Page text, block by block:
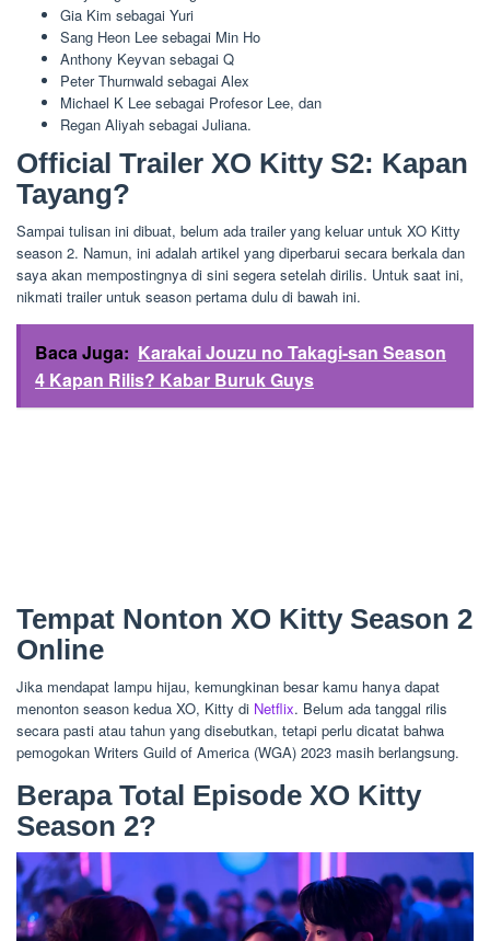
Gia Kim sebagai Yuri
Sang Heon Lee sebagai Min Ho
Anthony Keyvan sebagai Q
Peter Thurnwald sebagai Alex
Michael K Lee sebagai Profesor Lee, dan
Regan Aliyah sebagai Juliana.
Official Trailer XO Kitty S2: Kapan
Tayang?
Sampai tulisan ini dibuat, belum ada trailer yang keluar untuk XO Kitty
season 2. Namun, ini adalah artikel yang diperbarui secara berkala dan
saya akan mempostingnya di sini segera setelah dirilis. Untuk saat ini,
nikmati trailer untuk season pertama dulu di bawah ini.
Baca Juga: Karakai Jouzu no Takagi-san Season
4 Kapan Rilis? Kabar Buruk Guys
Tempat Nonton XO Kitty Season 2
Online
Jika mendapat lampu hijau, kemungkinan besar kamu hanya dapat
menonton season kedua XO, Kitty di Netflix. Belum ada tanggal rilis
secara pasti atau tahun yang disebutkan, tetapi perlu dicatat bahwa
pemogokan Writers Guild of America (WGA) 2023 masih berlangsung.
Berapa Total Episode XO Kitty
Season 2?